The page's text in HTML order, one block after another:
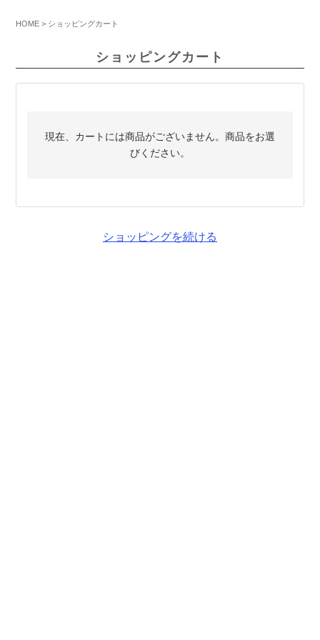
HOME ショッピングカート
ショッピングカート
現在、カートには商品がございません。商品をお選
びください。
ショッピングを続ける